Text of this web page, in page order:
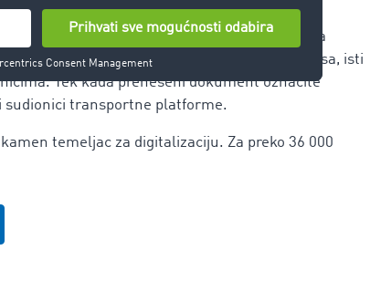
o zaštiti podataka, a pohranjivanje
Osim toga, tijekom cijelo postupka prijenosa
nad vidljivošću dokumenata, jer nakon prijenosa, isti
Tek kada preneseni dokument označite
sudionici transportne platforme.
temeljac za digitalizaciju. Za preko 36 000